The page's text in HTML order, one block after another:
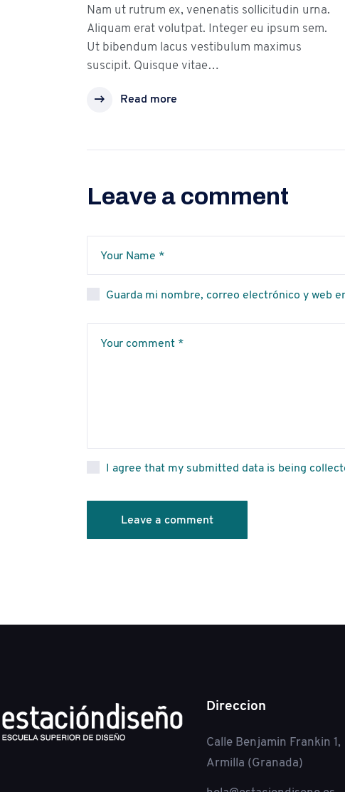
Nam ut rutrum ex, venenatis sollicitudin urna.
Aliquam erat volutpat. Integer eu ipsum sem.
Ut bibendum lacus vestibulum maximus
suscipit. Quisque vitae…
Read more
Leave a comment
Guarda mi nombre, correo electrónico y web
I agree that my submitted data is being
Direccion
Calle Benjamin Frankin 1,
Armilla (Granada)